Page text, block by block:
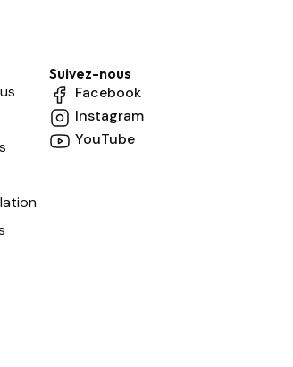
Suivez-nous
Facebook
Instagram
YouTube